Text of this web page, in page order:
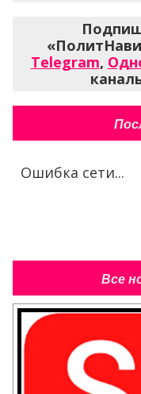
Telegram,
Ошибка сети...
Все